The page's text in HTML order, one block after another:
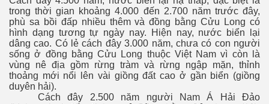
trong thời gian khoảng 4.000 đến 2.700 năm trước đây,
phù sa bồi đấp nhiều thêm và đồng bằng Cửu Long có
hình dạng tương tự ngày nay. Hiện nay, nước biển lại
dâng cao. Có lẻ cách đây 3.000 năm, chưa có con người
sống ở đồng bằng Cửu Long thuộc Việt Nam vì còn là
vùng nê địa gồm rừng tràm và rừng ngập mặn, thỉnh
thoảng mới nổi lên vài giồng đất cao ở gần biển (giồng
duyên hải).
Cách đây 2.500 năm người Nam Á Hải Đảo